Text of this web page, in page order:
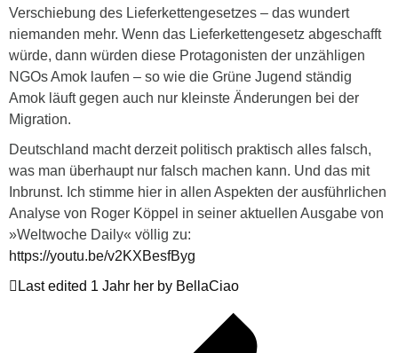
Verschiebung des Lieferkettengesetzes – das wundert
niemanden mehr. Wenn das Lieferkettengesetz abgeschafft
würde, dann würden diese Protagonisten der unzähligen
NGOs Amok laufen – so wie die Grüne Jugend ständig
Amok läuft gegen auch nur kleinste Änderungen bei der
Migration.
Deutschland macht derzeit politisch praktisch alles falsch,
was man überhaupt nur falsch machen kann. Und das mit
Inbrunst. Ich stimme hier in allen Aspekten der ausführlichen
Analyse von Roger Köppel in seiner aktuellen Ausgabe von
»Weltwoche Daily« völlig zu:
https://youtu.be/v2KXBesfByg
Last edited 1 Jahr her by BellaCiao